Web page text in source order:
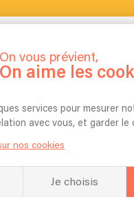
vous apprendre une
pour mon
de choisir les
On vous prévient,
On aime les
services pour mesurer
avec vous, et garder le
nos cookies
Je choisis